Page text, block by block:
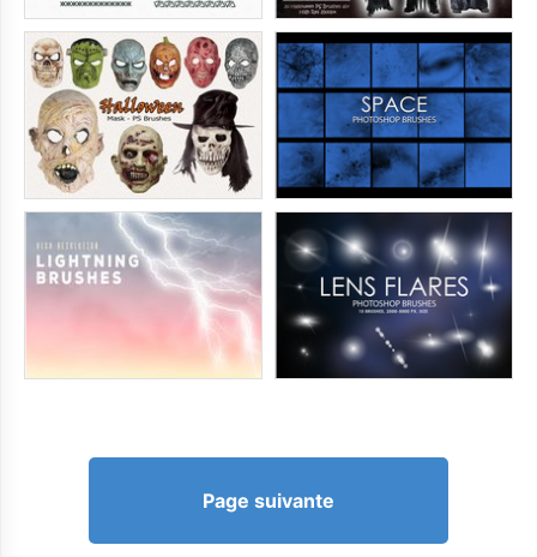
Page suivante